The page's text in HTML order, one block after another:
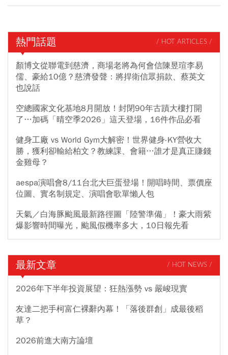
熱門話題 / HOT ARTICLES /
顏博文從聯電到慈濟，商場老將為何會信陳昱瑄李易
儒、豪給10億？慈濟發聲：將捍衛信眾捐款、蔡英文
也說話
空總國家文化基地8月開放！封閉90年古蹟大樓打開
了…加碼「晴空季2026」這天登場，16件作品必看
健身工廠 vs World Gym大解密！世界健身-KY營收大
勝，獲利卻輸給柏文？教練課、會籍…誰才是真正賺錢
金雞母？
aespa演唱會8/11台北大巨蛋登場！開唱時間、票價座
位圖、實名制規定、演唱會歌單懶人包
天氣／白海豚颱風最新路徑圖「陸警準備」！豪大雨紫
爆影響時間曝光，颱風假機率多大，10日報先看
最新文章 / HOT NEWS /
2026年下半年投資展望：狂熱漲勢 vs 嚴峻現實
友達二把手柯富仁裸辭內幕！「落後群創」成最後稻
草？
2026前進大南方論壇